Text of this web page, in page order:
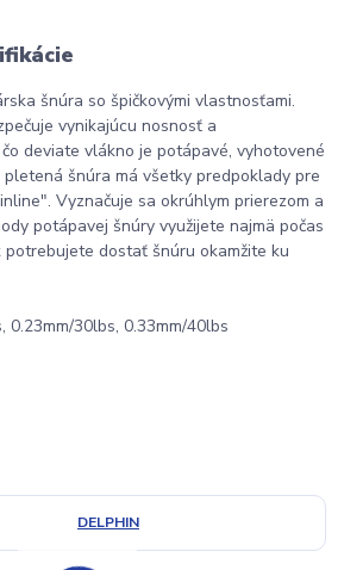
šnúra so špičkovými vlastnosťami.
vynikajúcu nosnosť a
deviate vlákno je potápavé, vyhotovené
pletená šnúra má všetky predpoklady pre
Vyznačuje sa okrúhlym prierezom a
potápavej šnúry využijete najmä počas
dostať šnúru okamžite ku
0.23mm/30lbs, 0.33mm/40lbs
DELPHIN